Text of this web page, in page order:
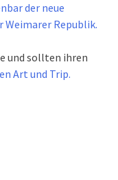
der neue
Weimarer Republik.
und sollten ihren
Art und Trip.